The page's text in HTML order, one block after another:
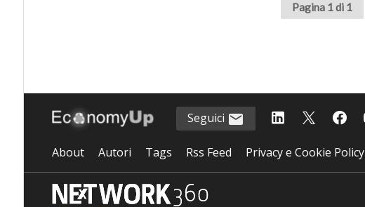
Pagina 1 di 1
Seguici
About Autori Tags Rss Feed Privacy e Cookie Policy